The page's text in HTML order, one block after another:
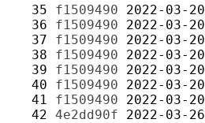
  35
f1509490 2022-03-20
  36
f1509490 2022-03-20
  37
f1509490 2022-03-20
  38
f1509490 2022-03-20
  39
f1509490 2022-03-20
  40
f1509490 2022-03-20
  41
f1509490 2022-03-20
  42
4e2dd90f 2022-03-26